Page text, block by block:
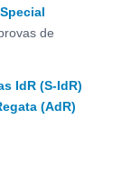
de
IdR (S-IdR)
(AdR)